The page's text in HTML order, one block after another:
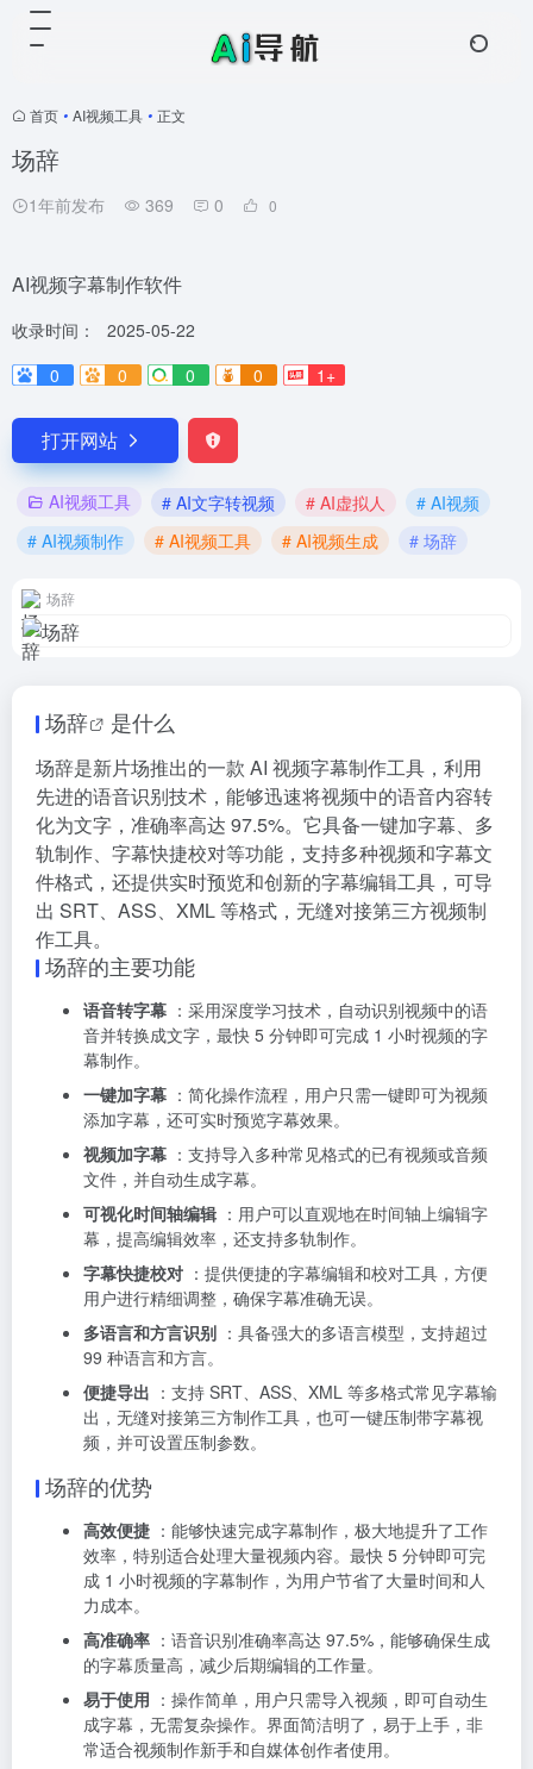
首页 • AI视频工具 • 正文
场辞
1年前发布 369 0 0
AI视频字幕制作软件
收录时间：
2025-05-22
0
0 0 0 1+
打开网站
AI视频工具 # AI文字转视频 # AI虚拟人
# AI视频
# AI视频制作
# AI视频工具 # AI视频生成 # 场辞
场辞
场辞 是什么
场辞是新片场推出的一款 AI 视频字幕制作工具，利用
先进的语音识别技术，能够迅速将视频中的语音内容转
化为文字，准确率高达 97.5%。它具备一键加字幕、多
轨制作、字幕快捷校对等功能，支持多种视频和字幕文
件格式，还提供实时预览和创新的字幕编辑工具，可导
出 SRT、ASS、XML 等格式，无缝对接第三方视频制
作工具。
场辞的主要功能
语音转字幕 ：采用深度学习技术，自动识别视频中的语
音并转换成文字，最快 5 分钟即可完成 1 小时视频的字
幕制作。
一键加字幕 ：简化操作流程，用户只需一键即可为视频
添加字幕，还可实时预览字幕效果。
视频加字幕 ：支持导入多种常见格式的已有视频或音频
文件，并自动生成字幕。
可视化时间轴编辑 ：用户可以直观地在时间轴上编辑字
幕，提高编辑效率，还支持多轨制作。
字幕快捷校对 ：提供便捷的字幕编辑和校对工具，方便
用户进行精细调整，确保字幕准确无误。
多语言和方言识别 ：具备强大的多语言模型，支持超过
99 种语言和方言。
便捷导出 ：支持 SRT、ASS、XML 等多格式常见字幕输
出，无缝对接第三方制作工具，也可一键压制带字幕视
频，并可设置压制参数。
场辞的优势
高效便捷 ：能够快速完成字幕制作，极大地提升了工作
效率，特别适合处理大量视频内容。最快 5 分钟即可完
成 1 小时视频的字幕制作，为用户节省了大量时间和人
力成本。
高准确率 ：语音识别准确率高达 97.5%，能够确保生成
的字幕质量高，减少后期编辑的工作量。
易于使用 ：操作简单，用户只需导入视频，即可自动生
成字幕，无需复杂操作。界面简洁明了，易于上手，非
常适合视频制作新手和自媒体创作者使用。